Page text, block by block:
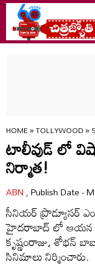
HOME»TOLLYWOOD»
టాలీవుడ్ లో
నిర్మాత!
ABN, Publish Date -
సీనియర్ ప్రొడ్యూసర్
హైదరాబాద్ లో ఆయన
కృష్ణంరాజు, శోభన్
సినిమాలు నిర్మించారు.